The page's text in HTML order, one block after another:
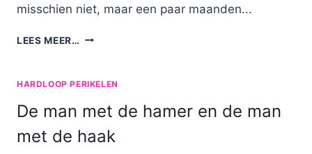
misschien niet, maar een paar maanden...
LEES MEER… VOORUITGANG
HARDLOOP PERIKELEN
De man met de hamer en de man
met de haak